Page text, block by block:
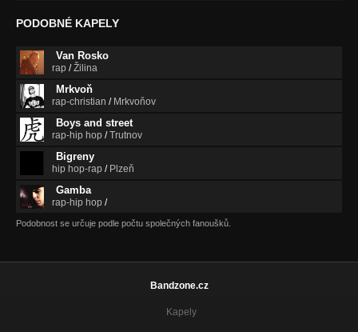
PODOBNÉ KAPELY
Van Rosko
rap /Žilina
Mrkvoň
rap-christian / Mrkvoňov
Boys and street
rap-hip hop /Trutnov
Bigreny
hip hop-rap / Plzeň
Gamba
rap-hip hop /
Podobnost se určuje podle počtu společných fanoušků.
Bandzone.cz
Kapely